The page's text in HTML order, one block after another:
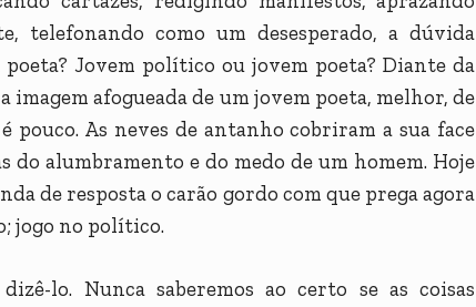
telefonando como um desesperado, a dúvida
Jovem político ou jovem poeta? Diante da
imagem afogueada de um jovem poeta, melhor, de
pouco. As neves de antanho cobriram a sua face
alumbramento e do medo de um homem. Hoje
de resposta o carão gordo com que prega agora
jogo no político.
lo. Nunca saberemos ao certo se as coisas